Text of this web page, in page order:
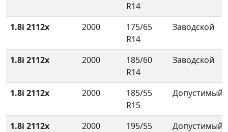
R14
1.8i 2112x 2000
175/65
R14
Заводской
1.8i 2112x 2000
185/60
R14
Заводской
1.8i 2112x 2000
185/55
R15
Допустимый
1.8i 2112x 2000
195/55
Допустимый